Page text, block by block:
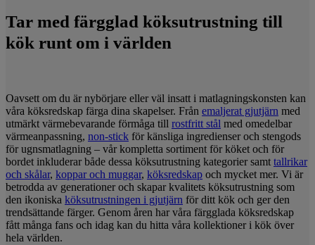
Tar med färgglad köksutrustning till
kök runt om i världen
Oavsett om du är nybörjare eller väl insatt i matlagningskonsten kan
våra köksredskap färga dina skapelser. Från emaljerat gjutjärn med
utmärkt värmebevarande förmåga till rostfritt stål med omedelbar
värmeanpassning, non-stick för känsliga ingredienser och stengods
för ugnsmatlagning – vår kompletta sortiment för köket och för
bordet inkluderar både dessa köksutrustning kategorier samt tallrikar
och skålar, koppar och muggar, köksredskap och mycket mer. Vi är
betrodda av generationer och skapar kvalitets köksutrustning som
den ikoniska köksutrustningen i gjutjärn för ditt kök och ger den
trendsättande färger. Genom åren har våra färgglada köksredskap
fått många fans och idag kan du hitta våra kollektioner i kök över
hela världen.